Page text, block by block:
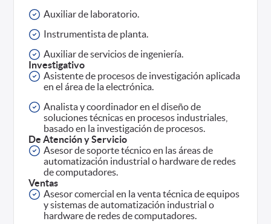
Auxiliar de laboratorio.
Instrumentista de planta.
Auxiliar de servicios de ingeniería.
Investigativo
Asistente de procesos de investigación aplicada
en el área de la electrónica.
Analista y coordinador en el diseño de
soluciones técnicas en procesos industriales,
basado en la investigación de procesos.
De Atención y Servicio
Asesor de soporte técnico en las áreas de
automatización industrial o hardware de redes
de computadores.
Ventas
Asesor comercial en la venta técnica de equipos
y sistemas de automatización industrial o
hardware de redes de computadores.